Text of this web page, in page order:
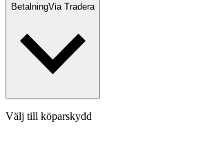
BetalningVia Tradera
Välj till köparskydd